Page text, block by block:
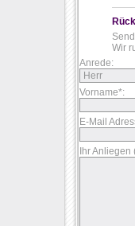
Wir
Anrede:
Vorname*:
E-Mail
Ihr